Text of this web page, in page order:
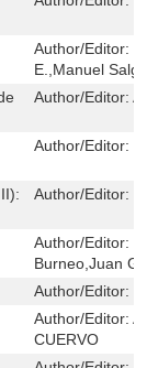
Author/Editor:
E.,Manuel
Author/Editor:
Author/Editor:
Author/Editor:
Author/Editor:
Burneo,Juan
Author/Editor:
Author/Editor:
CUERVO